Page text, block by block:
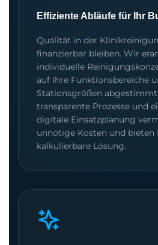
Effiziente Abläufe für Ihr
Qualität in der
finanzierbar bleiben. Wir
individuelle
auf Ihre Funktionsbereiche
Stationsgrößen
transparente Prozesse und
digitale Einsatzplanung
unnötige Kosten und bieten
kalkulierbare Lösung.